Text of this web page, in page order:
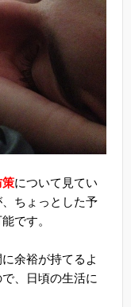
策について見てい
ちょっとした予
です。
余裕が持てるよ
、日頃の生活に